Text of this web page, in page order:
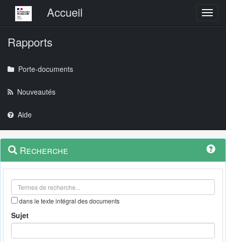
Menu principalAccueil
Rapports
Porte-documents
Nouveautés
Aide
Navigation
outils
Menu
contextuel
Recherche
dans le texte intégral des documents
Sujet